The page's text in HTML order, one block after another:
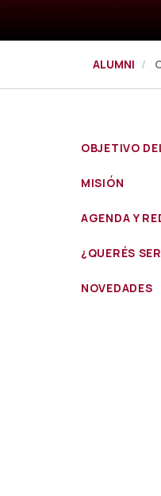
ALUMNI
OBJETIVO
MISIÓN
AGENDA Y
¿QUERÉS
NOVEDADES